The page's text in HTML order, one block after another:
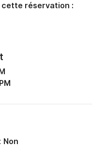
Non
réservation :